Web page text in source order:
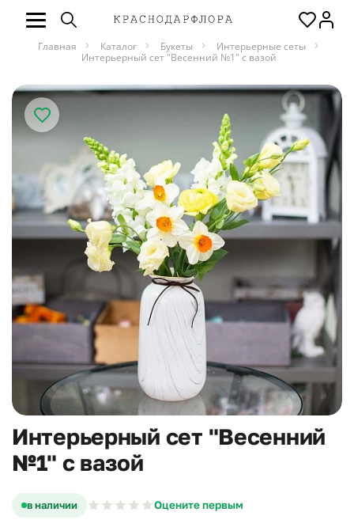
Главная Каталог Букеты
Интерьерные сеты
Интерьерный сет "Весенний №1" с вазой
Интерьерный сет "Весенний
№1" с вазой
в наличии Оцените первым